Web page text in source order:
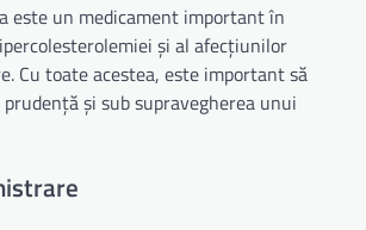
este un medicament important în
și al afecțiunilor
Cu toate acestea, este important să
și sub supravegherea unui